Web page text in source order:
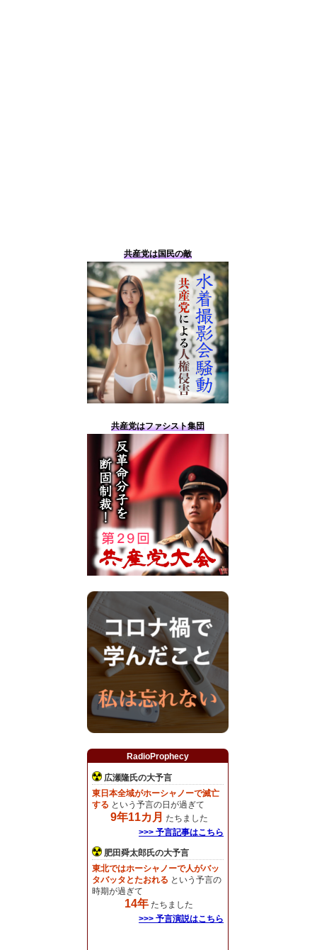
共産党は国民の敵
共産党はファシスト集団